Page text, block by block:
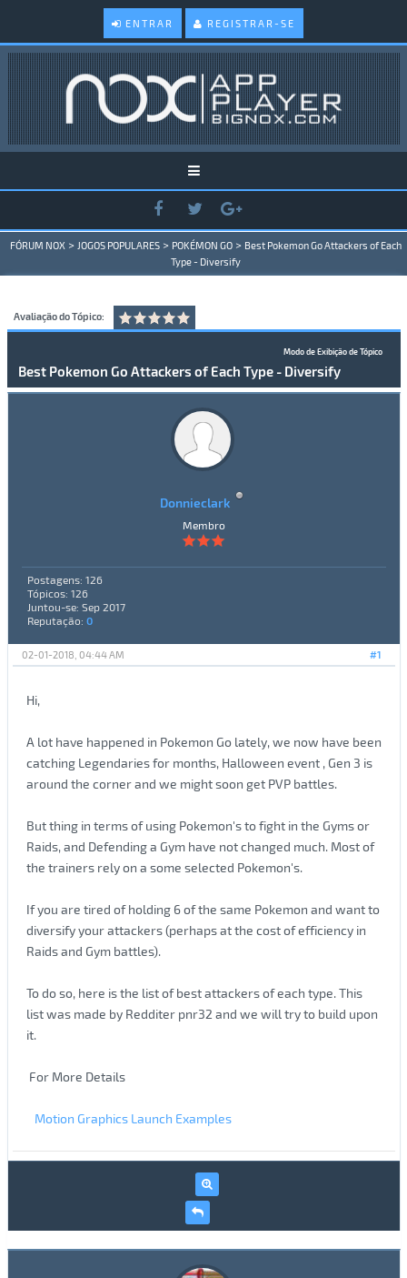
ENTRAR REGISTRAR-SE
FÓRUM NOX > JOGOS POPULARES > POKÉMON GO > Best Pokemon Go Attackers of Each
Type - Diversify
Avaliação do Tópico:
Modo de Exibição de Tópico
Best Pokemon Go Attackers of Each Type - Diversify
Donnieclark
Membro
Postagens: 126
Tópicos: 126
Juntou-se: Sep 2017
Reputação: 0
#1
02-01-2018, 04:44 AM
Hi,
A lot have happened in Pokemon Go lately, we now have been
catching Legendaries for months, Halloween event , Gen 3 is
around the corner and we might soon get PVP battles.
But thing in terms of using Pokemon's to fight in the Gyms or
Raids, and Defending a Gym have not changed much. Most of
the trainers rely on a some selected Pokemon's.
If you are tired of holding 6 of the same Pokemon and want to
diversify your attackers (perhaps at the cost of efficiency in
Raids and Gym battles).
To do so, here is the list of best attackers of each type. This
list was made by Redditer pnr32 and we will try to build upon
it.
For More Details
Motion Graphics Launch Examples